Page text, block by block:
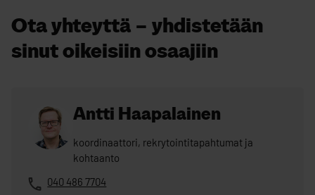
Ota yhteyttä – yhdistetään
sinut oikeisiin osaajiin
Antti Haapalainen
koordinaattori, rekrytointitapahtumat ja
kohtaanto
040 486 7704